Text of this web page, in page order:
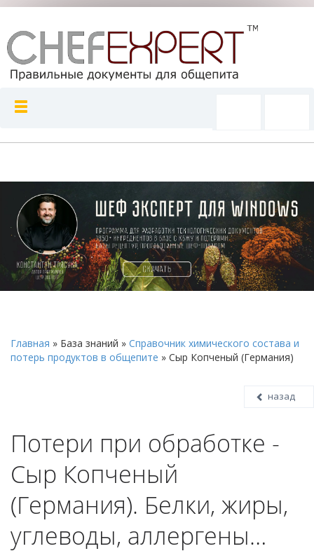
Главная » База знаний » Справочник химического состава и
потерь продуктов в общепите » Сыр Копченый (Германия)
назад
Потери при обработке -
Сыр Копченый
(Германия). Белки, жиры,
углеводы, аллергены…